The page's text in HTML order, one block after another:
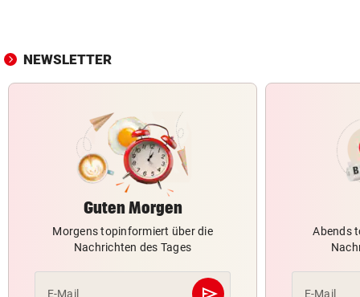
NEWSLETTER
Guten Morgen
Morgens topinformiert über die
Nachrichten des Tages
E-Mail
Abends
E-Mail